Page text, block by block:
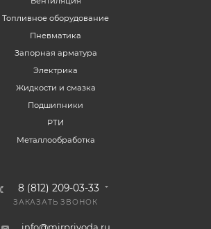
Топливное оборудование
Пневматика
Запорная арматура
Электрика
Жидкости и смазка
Подшипники
РТИ
Металлообработка
8 (812) 209-03-33
ЗАКАЗАТЬ ЗВОНОК